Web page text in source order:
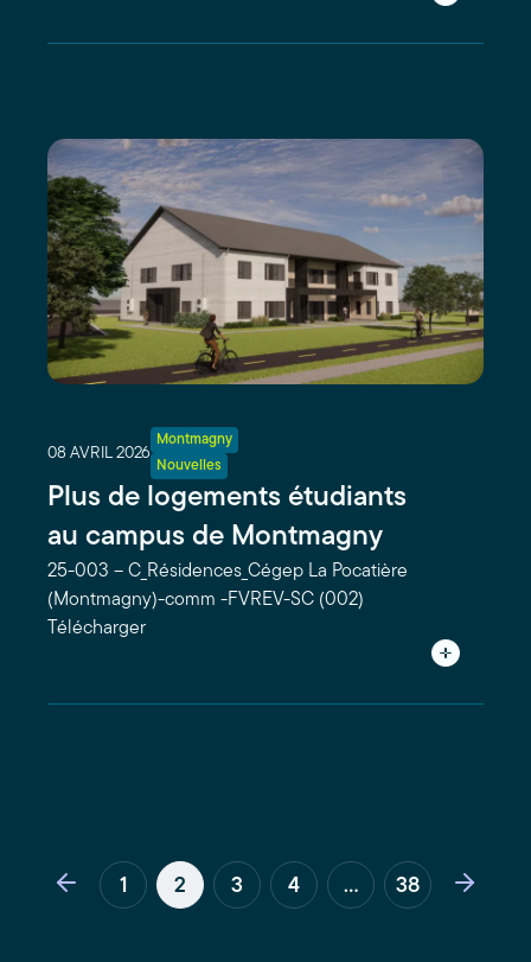
08 AVRIL 2026
Montmagny
Nouvelles
Plus de logements étudiants
au campus de Montmagny
25-003 – C_Résidences_Cégep La Pocatière
(Montmagny)-comm -FVREV-SC (002)
Télécharger
1 2 3 4 ... 38